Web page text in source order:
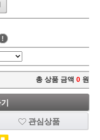
!
총 상품 금액 0 원
관심상품